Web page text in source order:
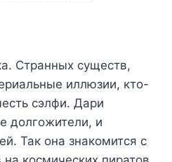
Странных существ,
иллюзии, кто-
сэлфи. Дари
долгожители, и
Так она знакомится с